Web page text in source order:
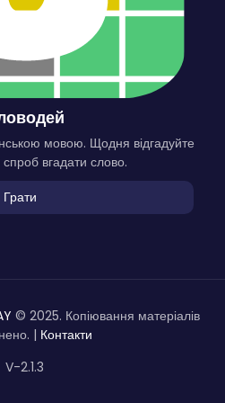
мовою. Щодня відгадуйте
вгадати слово.
Грати
© 2025. Копіювання матеріалів
| Контакти
V-2.1.3